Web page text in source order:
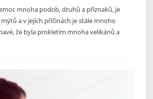
mnoha podob, druhů a příznaků, je
a v jejích příčinách je stále mnoho
že byla prokletím mnoha velikánů a